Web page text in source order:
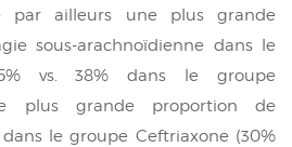
ailleurs une plus grande
sous-arachnoïdienne dans le
vs. 38% dans le groupe
plus grande proportion de
le groupe Ceftriaxone (30%